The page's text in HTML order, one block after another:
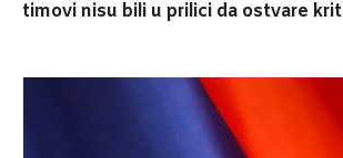
timovi nisu bili u prilici da ostvare